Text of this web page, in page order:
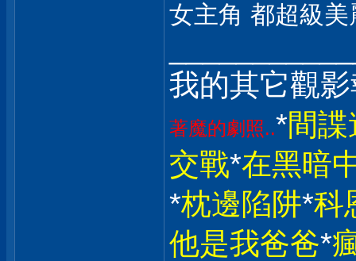
女主角 都超級
我的其它觀
著魔的劇照..*間
交戰*在黑暗
*枕邊陷阱*科
他是我爸爸*